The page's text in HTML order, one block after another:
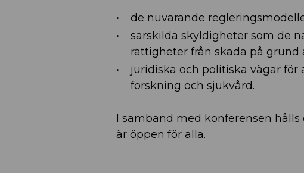
de nuvarande
särskilda skyldigheter som de
rättigheter från skada på grund
juridiska och politiska vägar
forskning och sjukvård.
I samband med konferensen
är öppen för alla.